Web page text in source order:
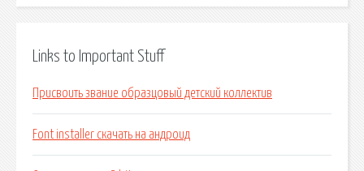
Links to Important Stuff
Присвоить звание образцовый детский коллектив
Font installer скачать на андроид